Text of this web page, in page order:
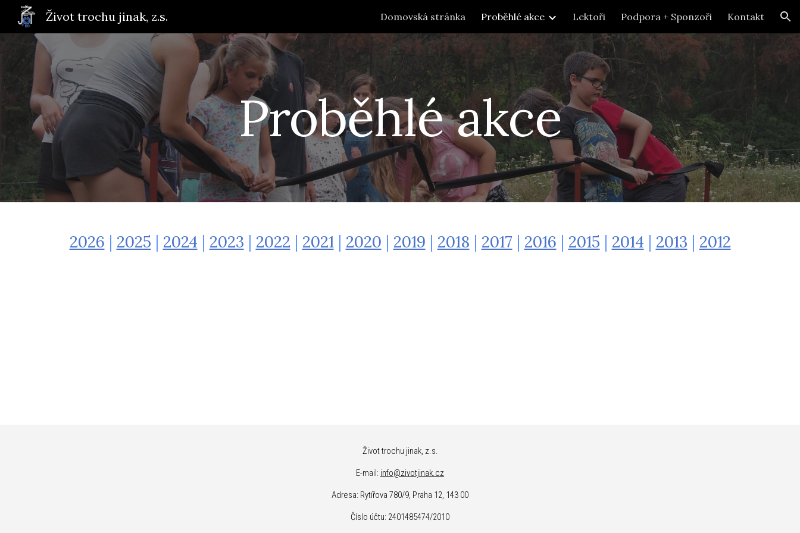
Skip to navigation
Život trochu jinak, z.s. Domovská stránka Proběhlé akce Lektoři Podpora + Sponzoři Kontakt
Proběhlé akce
2026 | 2025 | 2024 | 2023 | 2022 | 2021| 2020 | 2019 | 2018 | 2017 | 2016 | 2015 | 2014 | 2013 | 2012
Život trochu jinak, z.s.
E-mail: info@zivotjinak.cz
Adresa: Rytířova 780/9, Praha 12, 143 00
Číslo účtu: 2401485474/2010